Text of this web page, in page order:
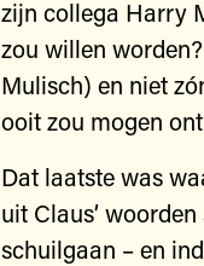
zijn collega Harry
zou willen
Mulisch) en niet
ooit zou mogen
Dat laatste was
uit Claus’
schuilgaan – en